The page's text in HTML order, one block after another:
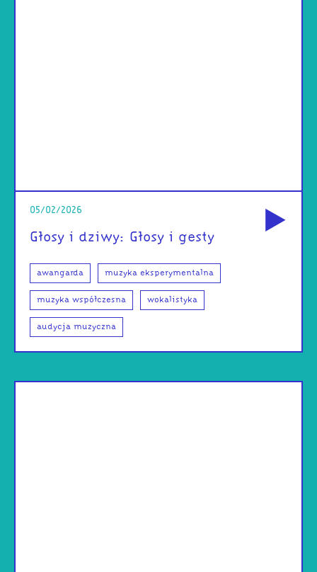
05/02/2026
Głosy i dziwy: Głosy i gesty
awangarda muzyka eksperymentalna
muzyka współczesna wokalistyka
audycja muzyczna